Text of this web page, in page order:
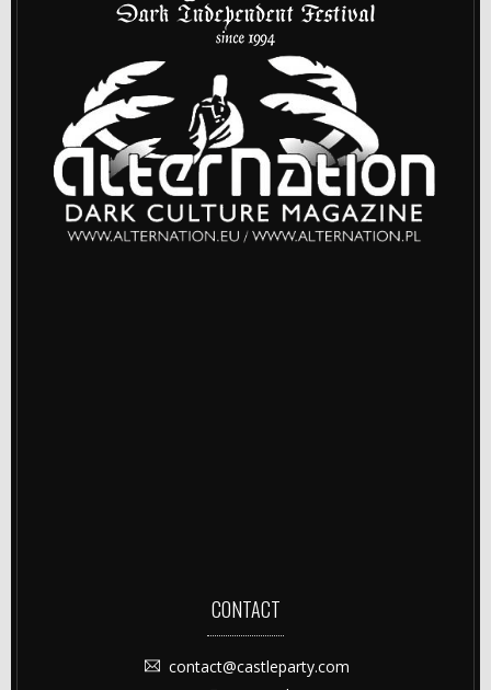
CONTACT
contact@castleparty.com